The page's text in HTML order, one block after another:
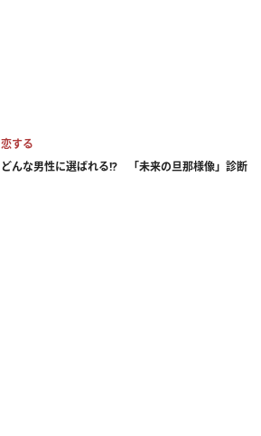
恋する
どんな男性に選ばれる!? 「未来の旦那様像」診断